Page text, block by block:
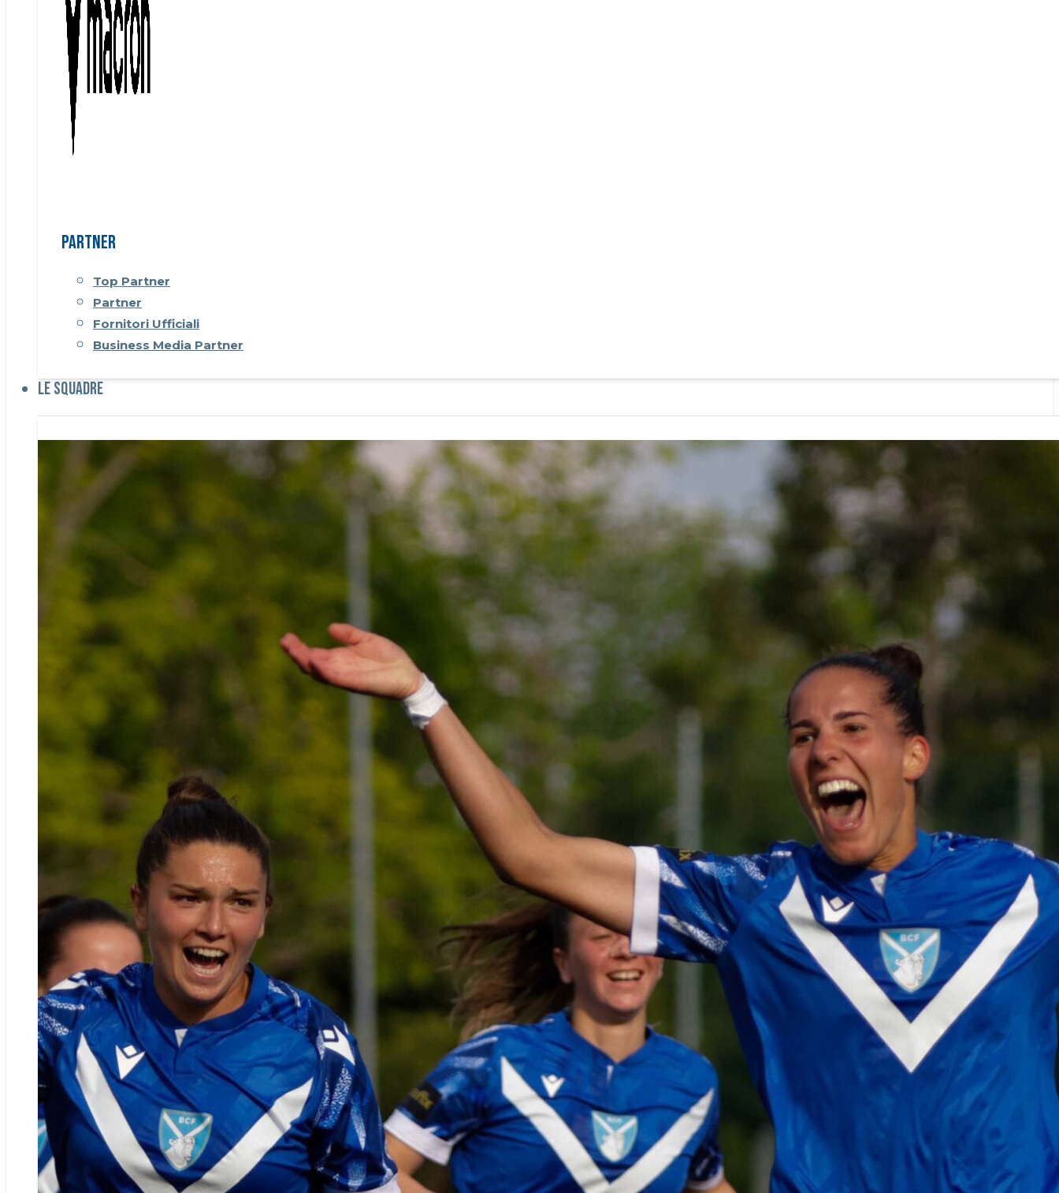
Partner
Top Partner
Partner
Fornitori Ufficiali
Business Media Partner
Le Squadre